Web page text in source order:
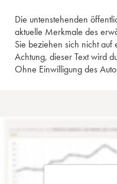
Die untenstehenden
aktuelle Merkmale des
Sie beziehen sich nicht
Achtung, dieser Text wird
Ohne Einwilligung des